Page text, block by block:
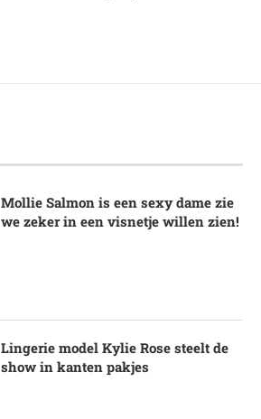
Mollie Salmon is een sexy dame zie
we zeker in een visnetje willen zien!
Lingerie model Kylie Rose steelt de
show in kanten pakjes